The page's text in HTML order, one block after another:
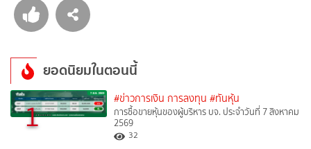
ยอดนิยมในตอนนี้
1 #ข่าวการเงิน การลงทุน #ทันหุ้น
การซื้อขายหุ้นของผู้บริหาร บจ. ประจำวันที่ 7 สิงหาคม
2569
32